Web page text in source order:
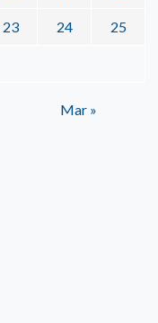
23 24 25
Mar »